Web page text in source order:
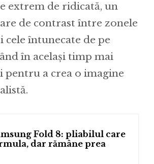
extrem de ridicată, un
de contrast între zonele
cele întunecate de pe
în același timp mai
a crea o imagine
Fold 8: pliabilul care
dar rămâne prea